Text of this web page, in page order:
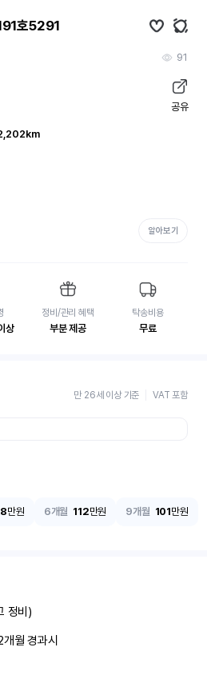
호5291
91
공유
알아보기
상
정비/관리 혜택
부분 제공
탁송비용
무료
만 26세 이상 기준 VAT 포함
만원 6개월 112만원 9개월 101만원
정비)
월 경과시